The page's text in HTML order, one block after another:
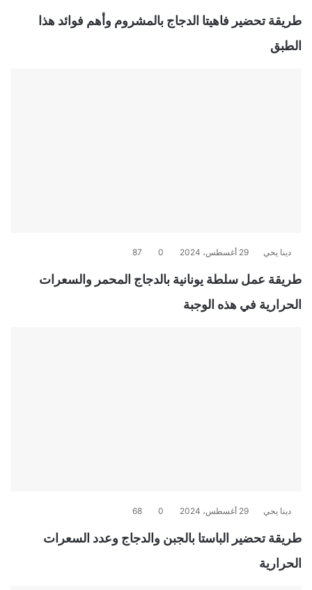
طريقة تحضير فاهيتا الدجاج بالمشروم وأهم فوائد هذا
الطبق
دينا يحي 29 أغسطس، 2024 0
87
طريقة عمل سلطة يونانية بالدجاج المحمر والسعرات
الحرارية في هذه الوجبة
دينا يحي 29 أغسطس، 2024 0
68
طريقة تحضير الباستا بالجبن والدجاج وعدد السعرات
الحرارية